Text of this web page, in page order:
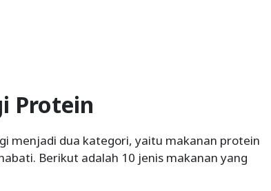
Protein
menjadi dua kategori, yaitu makanan protein
Berikut adalah 10 jenis makanan yang